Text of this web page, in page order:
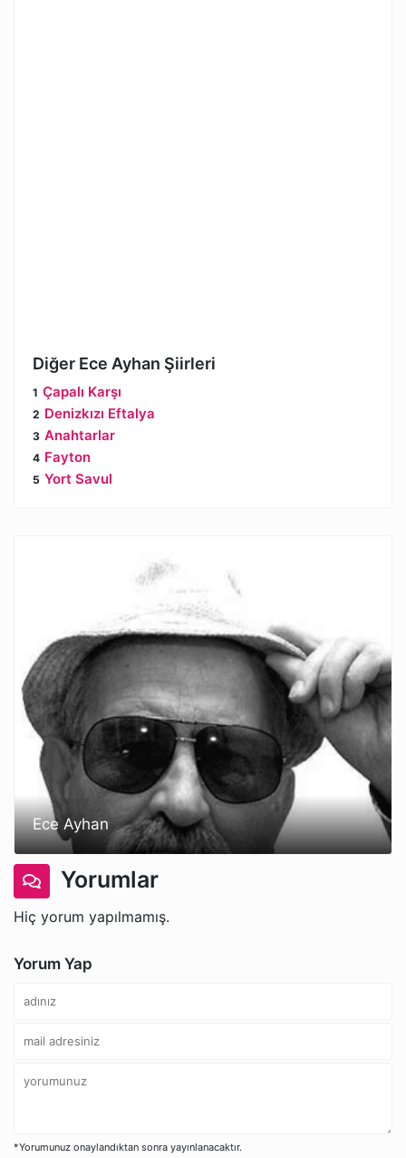
Diğer Ece Ayhan Şiirleri
Çapalı Karşı
Denizkızı Eftalya
Anahtarlar
Fayton
Yort Savul
Ece Ayhan
Yorumlar
Hiç yorum yapılmamış.
Yorum Yap
*Yorumunuz onaylandıktan sonra yayınlanacaktır.